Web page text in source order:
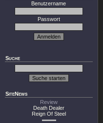
Benutzername
Passwort
Suche
SiteNews
Review
Death Dealer
Reign Of Steel